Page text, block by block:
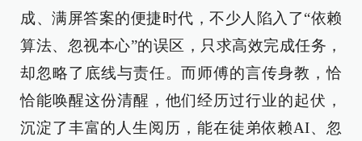
成、满屏答案的便捷时代，不少人陷入了“依赖
算法、忽视本心”的误区，只求高效完成任务，
却忽略了底线与责任。而师傅的言传身教，恰
恰能唤醒这份清醒，他们经历过行业的起伏，
沉淀了丰富的人生阅历，能在徒弟依赖AI、忽